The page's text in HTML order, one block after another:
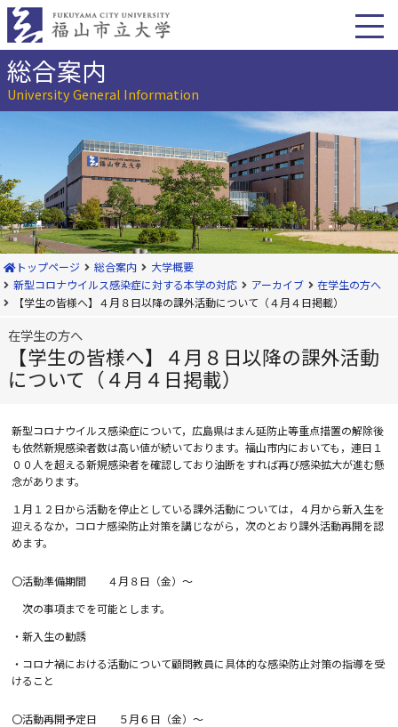
本
へ
動総合案内
University General Information
トップページ 総合案内
大学概要
新型コロナウイルス感染症に対する本学の対応
アーカイブ
在学生の方へ
【学生の皆様へ】４月８日以降の課外活動について（４月４日掲載）
在学生の方へ
【学生の皆様へ】４月８日以降の課外活動
について（４月４日掲載）
新型コロナウイルス感染症について，広島県はまん延防止等重点措置の解除後
も依然新規感染者数は高い値が続いております。福山市内においても，連日１
００人を超える新規感染者を確認しており油断をすれば再び感染拡大が進む懸
念があります。
１月１２日から活動を停止としている課外活動については，４月から新入生を
迎えるなか，コロナ感染防止対策を講じながら，次のとおり課外活動再開を認
めます。
〇活動準備期間 ４月８日（金）～
次の事項までを可能とします。
・新入生の勧誘
・コロナ禍における活動について顧問教員に具体的な感染防止対策の指導を受
けること
〇活動再開予定日 ５月６日（金）～